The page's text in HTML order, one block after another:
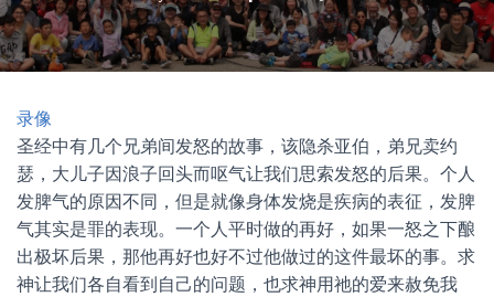
V
I
G
O
录像
圣经中有几个兄弟间发怒的故事，该隐杀亚伯，弟兄卖约
瑟，大儿子因浪子回头而呕气让我们思索发怒的后果。个人
发脾气的原因不同，但是就像身体发烧是疾病的表征，发脾
气其实是罪的表现。一个人平时做的再好，如果一怒之下酿
出极坏后果，那他再好也好不过他做过的这件最坏的事。求
神让我们各自看到自己的问题，也求神用祂的爱来赦免我